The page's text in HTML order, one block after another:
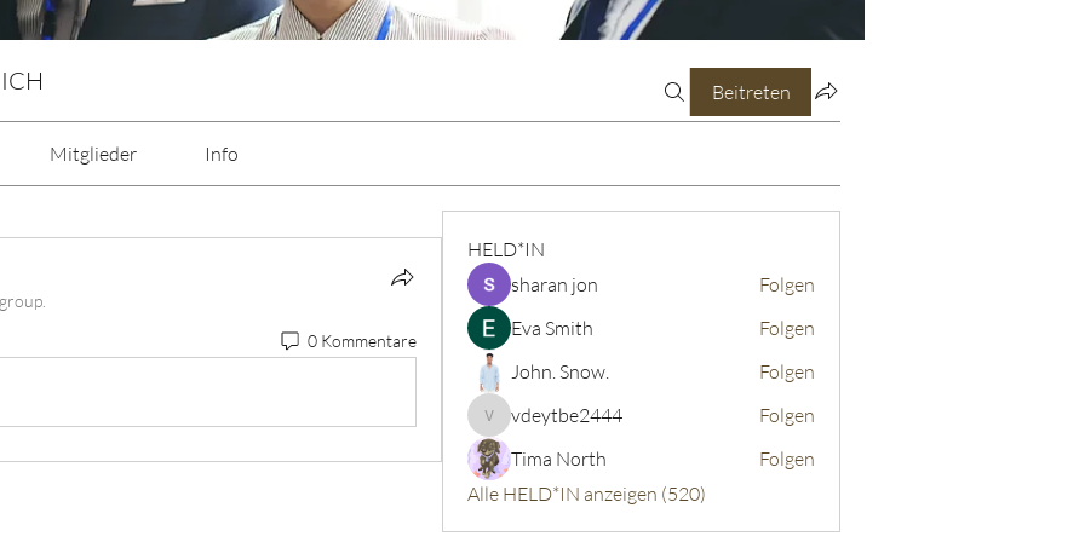
Beitreten
Mitglieder Info
0 Kommentare
HELD*IN
sharan jon
Folgen
Eva Smith
Folgen
John. Snow.
Folgen
vdeytbe2444
vdeytbe2444
Folgen
Tima North
Folgen
Alle HELD*IN anzeigen (520)